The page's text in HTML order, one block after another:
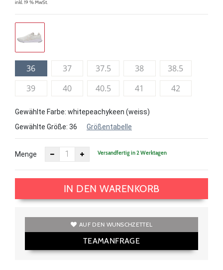
inkl. 19 % MwSt.
36 37 37.5 38
38.5
39
40 40.5 41 42
Gewählte Farbe: whitepeachykeen (weiss)
Gewählte Größe: 36 Größentabelle
Menge Versandfertig in 2 Werktagen
IN DEN WARENKORB
AUF DEN WUNSCHZETTEL
TEAMANFRAGE